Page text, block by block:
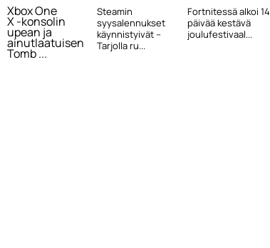
Xbox One
X -konsolin
upean ja
ainutlaatuisen
Tomb ...
Steamin
syysalennukset
käynnistyivät –
Tarjolla ru...
Fortnitessä alkoi 14
päivää kestävä
joulufestivaal...